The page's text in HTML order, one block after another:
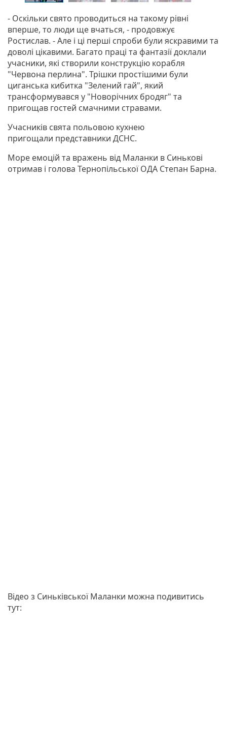
i
o
u
s
- Оскільки свято проводиться на такому рівні
вперше, то люди ще вчаться, - продовжує
Ростислав. - Але і ці перші спроби були яскравими та
доволі цікавими. Багато праці та фантазії доклали
учасники, які створили конструкцію корабля
"Червона перлина". Трішки простішими були
циганська кибитка "Зелений гай", який
трансформувався у "Новорічних бродяг" та
пригощав гостей смачними стравами.
Учасників свята польовою кухнею
пригощали представники ДСНС.
Море емоцій та вражень від Маланки в Синькові
отримав і голова Тернопільської ОДА Степан Барна.
Відео з Синьківської Маланки можна подивитись
тут: